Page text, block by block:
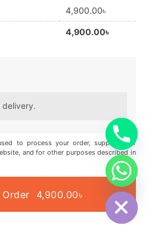
4,900.00৳
4,900.00৳
delivery.
to process your order, support your
and for other purposes described in
Order 4,900.00৳ Hide
chaty